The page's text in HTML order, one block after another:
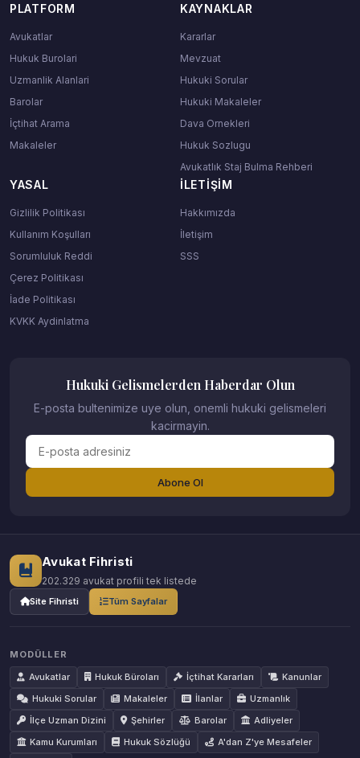
PLATFORM
Avukatlar
Hukuk Burolari
Uzmanlik Alanlari
Barolar
İçtihat Arama
Makaleler
KAYNAKLAR
Kararlar
Mevzuat
Hukuki Sorular
Hukuki Makaleler
Dava Ornekleri
Hukuk Sozlugu
Avukatlık Staj Bulma Rehberi
YASAL
Gizlilik Politikası
Kullanım Koşulları
Sorumluluk Reddi
Çerez Politikası
İade Politikası
KVKK Aydinlatma
İLETIŞIM
Hakkımızda
İletişim
SSS
Hukuki Gelismelerden Haberdar Olun
E-posta bultenimize uye olun, onemli hukuki gelismeleri
kacirmayin.
Abone Ol
Avukat Fihristi
202.329 avukat profili tek listede
Site Fihristi Tüm Sayfalar
MODÜLLER
Avukatlar
Hukuk Büroları İçtihat Kararları
Kanunlar
Hukuki Sorular
Makaleler İlanlar
Uzmanlık
İlçe Uzman Dizini
Şehirler Barolar
Adliyeler
Kamu Kurumları
Hukuk Sözlüğü
A'dan Z'ye Mesafeler